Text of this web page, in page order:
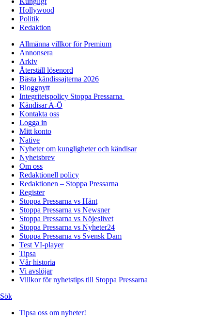
Hollywood
Politik
Redaktion
Allmänna villkor för Premium
Annonsera
Arkiv
Återställ lösenord
Bästa kändissajterna 2026
Bloggnytt
Integritetspolicy Stoppa Pressarna
Kändisar A-Ö
Kontakta oss
Logga in
Mitt konto
Native
Nyheter om kungligheter och kändisar
Nyhetsbrev
Om oss
Redaktionell policy
Redaktionen – Stoppa Pressarna
Register
Stoppa Pressarna vs Hänt
Stoppa Pressarna vs Newsner
Stoppa Pressarna vs Nöjeslivet
Stoppa Pressarna vs Nyheter24
Stoppa Pressarna vs Svensk Dam
Test VI-player
Tipsa
Vår historia
Vi avslöjar
Villkor för nyhetstips till Stoppa Pressarna
Sök
Tipsa oss om nyheter!